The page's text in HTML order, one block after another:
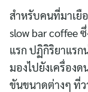
สำหรับคนที่มาเยื
slow bar coffee
แรก ปฏิกิริยาแรก
มองไปยังเครื่อง
ขันขนาดต่างๆ ที่ว